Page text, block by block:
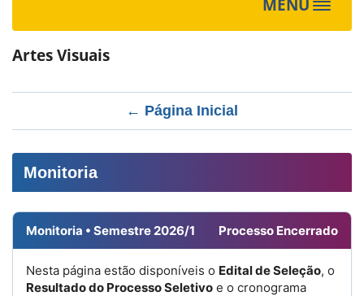
MENU
Toggle
Artes Visuais
← Página Inicial
Monitoria
Monitoria • Semestre 2026/1 Processo Encerrado
Nesta página estão disponíveis o Edital de Seleção, o
Resultado do Processo Seletivo e o cronograma